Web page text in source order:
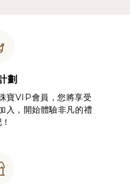
劃
寶VIP會員，您將享受
入，開始體驗非凡的禮